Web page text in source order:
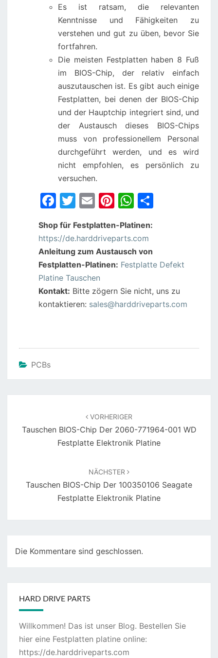
Es ist ratsam, die relevanten
Kenntnisse und Fähigkeiten zu
verstehen und gut zu üben, bevor Sie
fortfahren.
Die meisten Festplatten haben 8 Fuß
im BIOS-Chip, der relativ einfach
auszutauschen ist. Es gibt auch einige
Festplatten, bei denen der BIOS-Chip
und der Hauptchip integriert sind, und
der Austausch dieses BIOS-Chips
muss von professionellem Personal
durchgeführt werden, und es wird
nicht empfohlen, es persönlich zu
versuchen.
F
c
e
b
o
o
k
T
itt
er
E
ai
l
Pi
er
e
st
W
at
s
A
p
Shop für Festplatten-Platinen:
https://de.harddriveparts.com
Anleitung zum Austausch von
Festplatten-Platinen: Festplatte Defekt
Platine Tauschen
Kontakt: Bitte zögern Sie nicht, uns zu
kontaktieren: sales@harddriveparts.com
PCBs
VORHERIGER
Tauschen BIOS-Chip Der 2060-771964-001 WD
Festplatte Elektronik Platine
NÄCHSTER
Tauschen BIOS-Chip Der 100350106 Seagate
Festplatte Elektronik Platine
Die Kommentare sind geschlossen.
HARD DRIVE PARTS
Willkommen! Das ist unser Blog. Bestellen Sie
hier eine Festplatten platine online:
https://de.harddriveparts.com